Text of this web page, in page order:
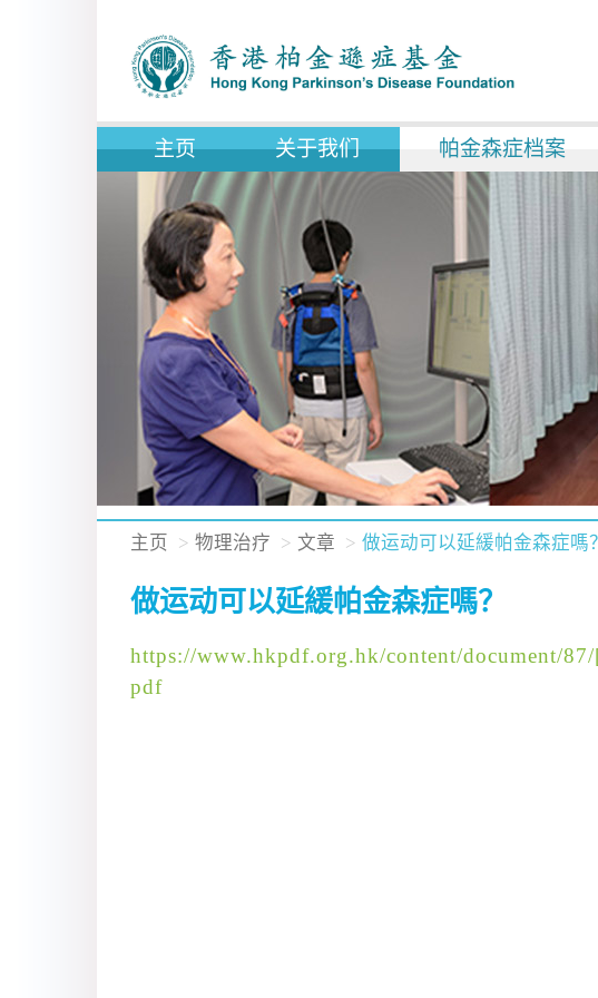
主页 关于我们 帕金森症档案
主页 物理治疗 文章 做运动可以延緩帕金森症嗎？
做运动可以延緩帕金森症嗎？
https://www.hkpdf.org.hk/content/document/
pdf